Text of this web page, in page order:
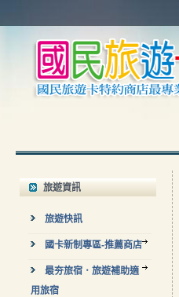
旅遊資訊
旅遊快訊
國卡新制專區-推薦商店
最夯旅宿．旅遊補助適
用旅宿